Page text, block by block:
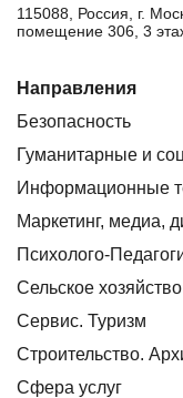
115088, Россия, г.
помещение 306, 3
Направления
Безопасность
Гуманитарные и
Информационные
Маркетинг, медиа,
Психолого-
Сельское хозяйство
Сервис. Туризм
Строительство.
Сфера услуг